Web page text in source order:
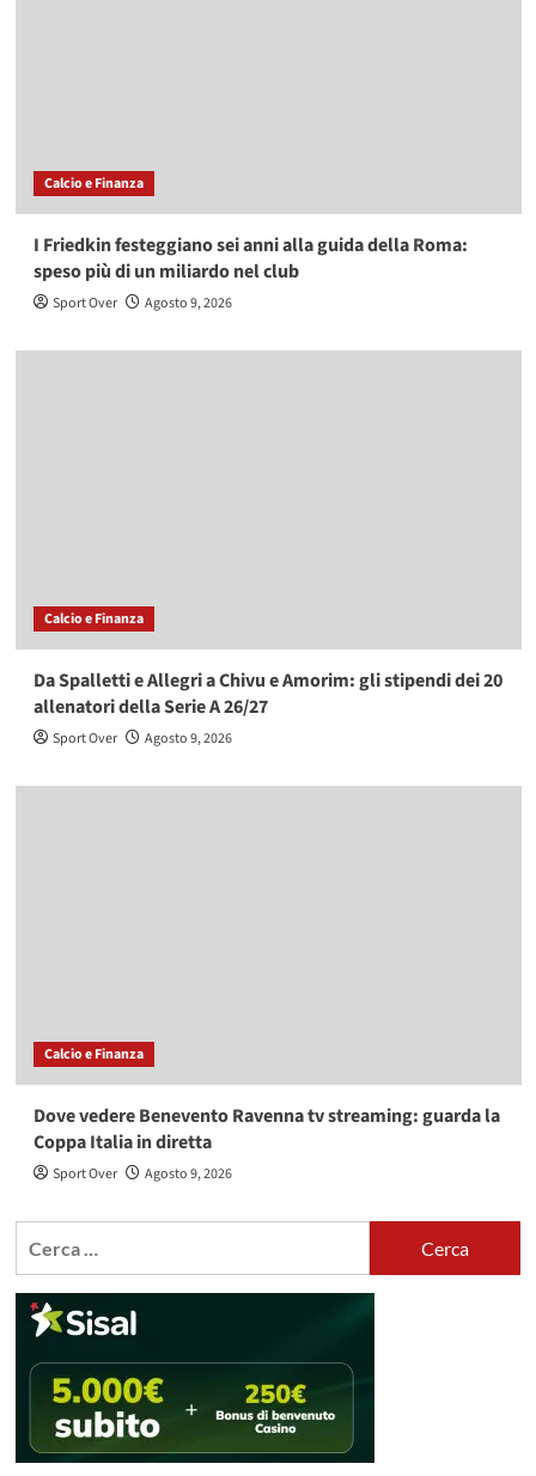
Calcio e Finanza
I Friedkin festeggiano sei anni alla guida della Roma:
speso più di un miliardo nel club
Sport Over Agosto 9, 2026
Calcio e Finanza
Da Spalletti e Allegri a Chivu e Amorim: gli stipendi dei 20
allenatori della Serie A 26/27
Sport Over Agosto 9, 2026
Calcio e Finanza
Dove vedere Benevento Ravenna tv streaming: guarda la
Coppa Italia in diretta
Sport Over Agosto 9, 2026